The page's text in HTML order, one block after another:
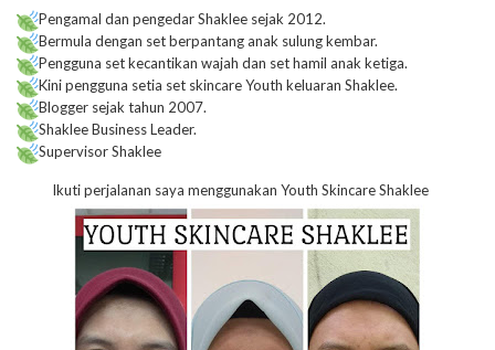
Pengamal dan pengedar Shaklee sejak 2012.
Bermula dengan set berpantang anak sulung kembar.
Pengguna set kecantikan wajah dan set hamil anak ketiga.
Kini pengguna setia set skincare Youth keluaran Shaklee.
Blogger sejak tahun 2007.
Shaklee Business Leader.
Supervisor Shaklee
Ikuti perjalanan saya menggunakan Youth Skincare Shaklee